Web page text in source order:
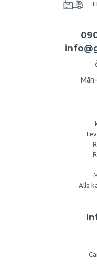
Alla